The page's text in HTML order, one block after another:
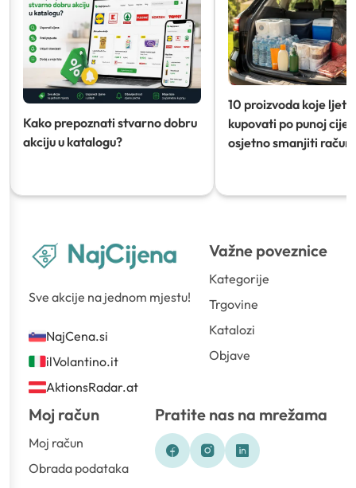
Kako prepoznati stvarno dobru
akciju u katalogu?
10 proizvoda koje ljeti
kupovati po punoj
osjetno smanjiti račun)
Sve akcije na jednom mjestu!
NajCena.si
ilVolantino.it
AktionsRadar.at
Važne poveznice
Kategorije
Trgovine
Katalozi
Objave
Moj račun
Moj račun
Obrada podataka
Pratite nas na mrežama